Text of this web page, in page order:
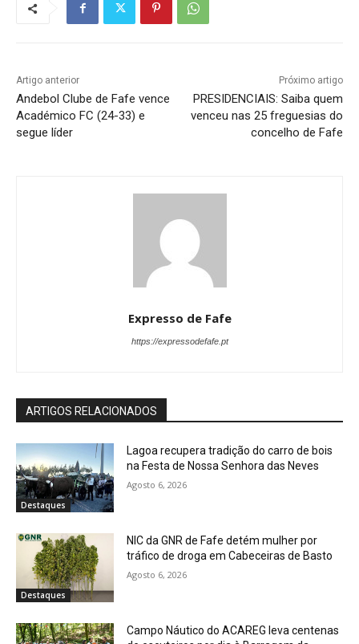
Artigo anterior
Andebol Clube de Fafe vence
Académico FC (24-33) e
segue líder
Próximo artigo
PRESIDENCIAIS: Saiba quem
venceu nas 25 freguesias do
concelho de Fafe
Expresso de Fafe
https://expressodefafe.pt
ARTIGOS RELACIONADOS
Destaques
Lagoa recupera tradição do carro de bois
na Festa de Nossa Senhora das Neves
Agosto 6, 2026
Destaques
NIC da GNR de Fafe detém mulher por
tráfico de droga em Cabeceiras de Basto
Agosto 6, 2026
Campo Náutico do ACAREG leva centenas